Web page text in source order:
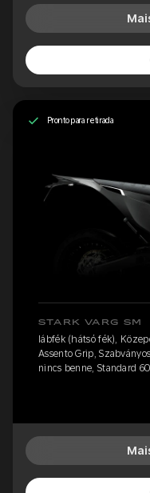
Pronto para retirada
STARK VARG SM
lábfék (hátsó fék),
Assento Grip,
nincs benne, Standard